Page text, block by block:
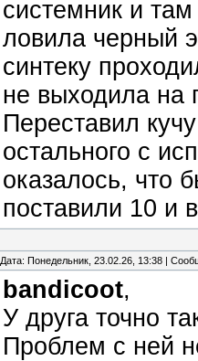
системник и
ловила черный
синтеку
не выходила на
Переставил
остального с
оказалось, что
поставили 10 и
Дата: Понедельник, 23.02.26, 13:38 |
bandicoot,
У друга точно
Проблем с ней